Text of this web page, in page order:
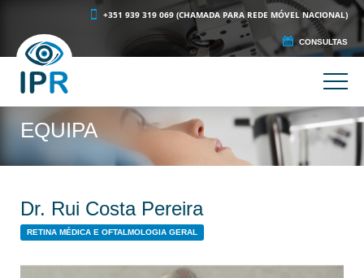
+351 939 319 069 (CHAMADA PARA REDE MÓVEL NACIONAL)
CONSULTAS
EQUIPA
Dr. Rui Costa Pereira
RETINA MÉDICA E OFTALMOLOGIA GERAL